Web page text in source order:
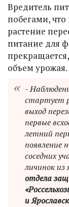
Вредитель
побегами,
растение
питание для
объем урожая.
-
стартует
выход
первые
летний
появление
соседних
личинок из
отдела
и